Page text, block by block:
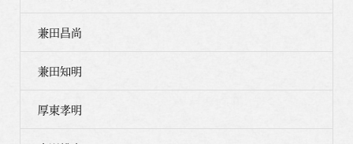
兼田昌尚
兼田知明
厚東孝明